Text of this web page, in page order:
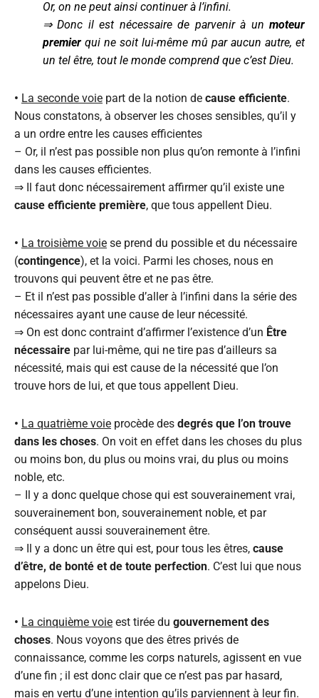
Or, on ne peut ainsi continuer à l’infini.
⇒ Donc il est nécessaire de parvenir à un moteur
premier qui ne soit lui-même mû par aucun autre, et
un tel être, tout le monde comprend que c’est Dieu.
• La seconde voie part de la notion de cause efficiente.
Nous constatons, à observer les choses sensibles, qu’il y
a un ordre entre les causes efficientes
– Or, il n’est pas possible non plus qu’on remonte à l’infini
dans les causes efficientes.
⇒ Il faut donc nécessairement affirmer qu’il existe une
cause efficiente première, que tous appellent Dieu.
• La troisième voie se prend du possible et du nécessaire
(contingence), et la voici. Parmi les choses, nous en
trouvons qui peuvent être et ne pas être.
– Et il n’est pas possible d’aller à l’infini dans la série des
nécessaires ayant une cause de leur nécessité.
⇒ On est donc contraint d’affirmer l’existence d’un Être
nécessaire par lui-même, qui ne tire pas d’ailleurs sa
nécessité, mais qui est cause de la nécessité que l’on
trouve hors de lui, et que tous appellent Dieu.
• La quatrième voie procède des degrés que l’on trouve
dans les choses. On voit en effet dans les choses du plus
ou moins bon, du plus ou moins vrai, du plus ou moins
noble, etc.
– Il y a donc quelque chose qui est souverainement vrai,
souverainement bon, souverainement noble, et par
conséquent aussi souverainement être.
⇒ Il y a donc un être qui est, pour tous les êtres, cause
d’être, de bonté et de toute perfection. C’est lui que nous
appelons Dieu.
• La cinquième voie est tirée du gouvernement des
choses. Nous voyons que des êtres privés de
connaissance, comme les corps naturels, agissent en vue
d’une fin ; il est donc clair que ce n’est pas par hasard,
mais en vertu d’une intention qu’ils parviennent à leur fin.